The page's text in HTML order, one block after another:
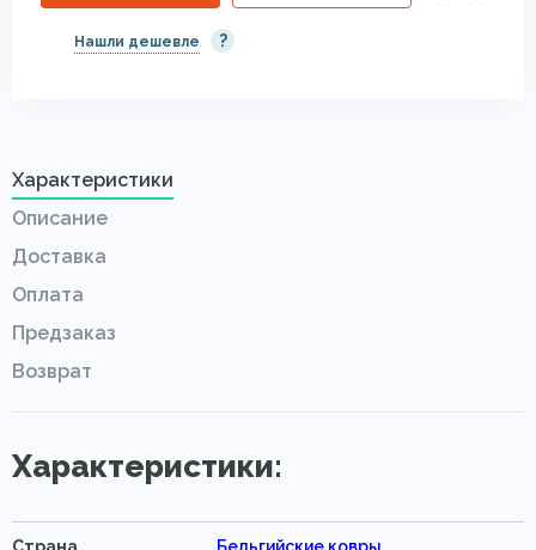
Нашли дешевле ?
Характеристики
Описание
Доставка
Оплата
Предзаказ
Возврат
Характеристики: